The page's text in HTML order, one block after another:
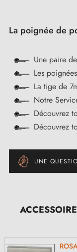
La poignée de
Une paire
Les
La tige de
Notre
Découvrez
Découvrez
UNE